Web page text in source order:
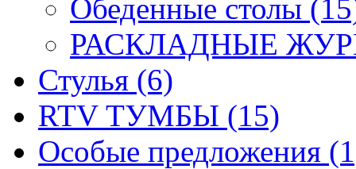
Обеденные столы
РАСКЛАДНЫЕ
Стулья (6)
RTV ТУМБЫ (15)
Особые предложения